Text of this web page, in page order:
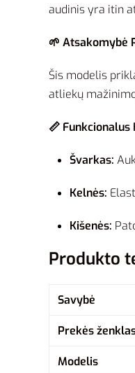
audinis yra itin
🌱 Atsakomybė
Šis modelis
atliekų
📏
Švarkas:
Kelnės:
Kišenės:
Produkto
Savybė
Prekės
Modelis